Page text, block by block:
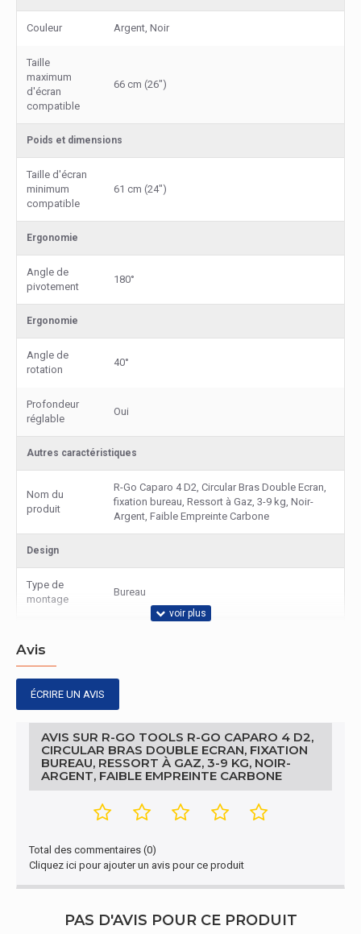
Couleur Argent, Noir
Taille
maximum
d'écran
compatible
66 cm (26")
Poids et dimensions
Taille d'écran
minimum
compatible
61 cm (24")
Ergonomie
Angle de
pivotement
180°
Ergonomie
Angle de
rotation
40°
Profondeur
réglable
Oui
Autres caractéristiques
Nom du
produit
R-Go Caparo 4 D2, Circular Bras Double Ecran,
fixation bureau, Ressort à Gaz, 3-9 kg, Noir-
Argent, Faible Empreinte Carbone
Design
Type de
montage
Bureau
Largeur de
l'emballage
l'emballage
150 mm
Hauteur de
l'emballage
500 mm
5,03 kg
Design
boîtier/corps
Avis
ÉCRIRE UN AVIS
AVIS SUR R-GO TOOLS R-GO CAPARO 4 D2,
CIRCULAR BRAS DOUBLE ECRAN, FIXATION
BUREAU, RESSORT À GAZ, 3-9 KG, NOIR-
ARGENT, FAIBLE EMPREINTE CARBONE
Total des commentaires (0)
Cliquez ici pour ajouter un avis pour ce produit
PAS D'AVIS POUR CE PRODUIT